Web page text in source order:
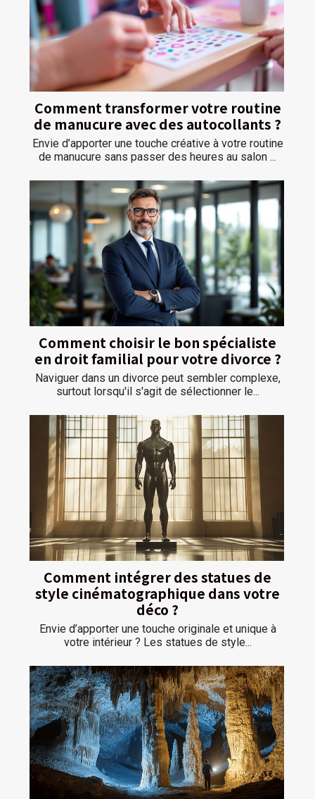
Comment transformer votre routine
de manucure avec des autocollants ?
Envie d’apporter une touche créative à votre routine
de manucure sans passer des heures au salon ...
Comment choisir le bon spécialiste
en droit familial pour votre divorce ?
Naviguer dans un divorce peut sembler complexe,
surtout lorsqu'il s'agit de sélectionner le...
Comment intégrer des statues de
style cinématographique dans votre
déco ?
Envie d’apporter une touche originale et unique à
votre intérieur ? Les statues de style...